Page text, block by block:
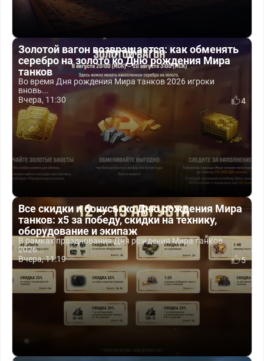
Золотой вагон возвращается: как обменять
серебро на золото ко Дню рождения Мира
танков
Во время Дня рождения Мира танков 2026 игроки
вновь...
Вчера, 11:30
4
Все скидки и бонусы ко Дню рождения Мира
танков: x5 за победу, скидки на технику,
оборудование и экипаж
В рамках празднования Дня рождения Мира танков
2026...
Вчера, 11:19
5